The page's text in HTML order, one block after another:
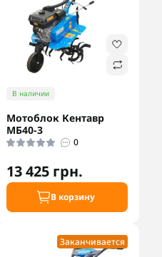
В наличии
Мотоблок Кентавр
МБ40-3
0
13 425 грн.
В корзину
Заканчивается